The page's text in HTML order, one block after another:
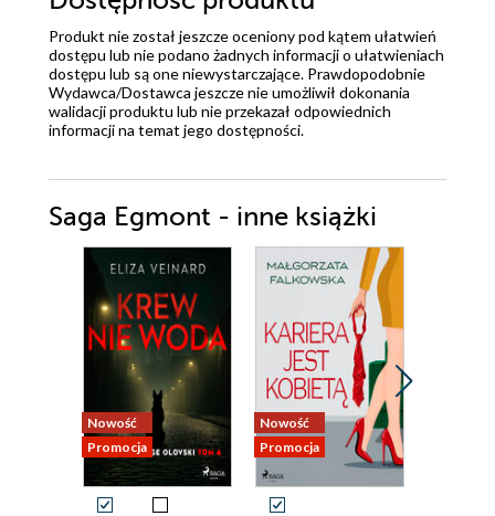
Produkt nie został jeszcze oceniony pod kątem ułatwień
dostępu lub nie podano żadnych informacji o ułatwieniach
dostępu lub są one niewystarczające. Prawdopodobnie
Wydawca/Dostawca jeszcze nie umożliwił dokonania
walidacji produktu lub nie przekazał odpowiednich
informacji na temat jego dostępności.
Saga Egmont - inne książki
Nowość
Promocja
Nowość
Promocja